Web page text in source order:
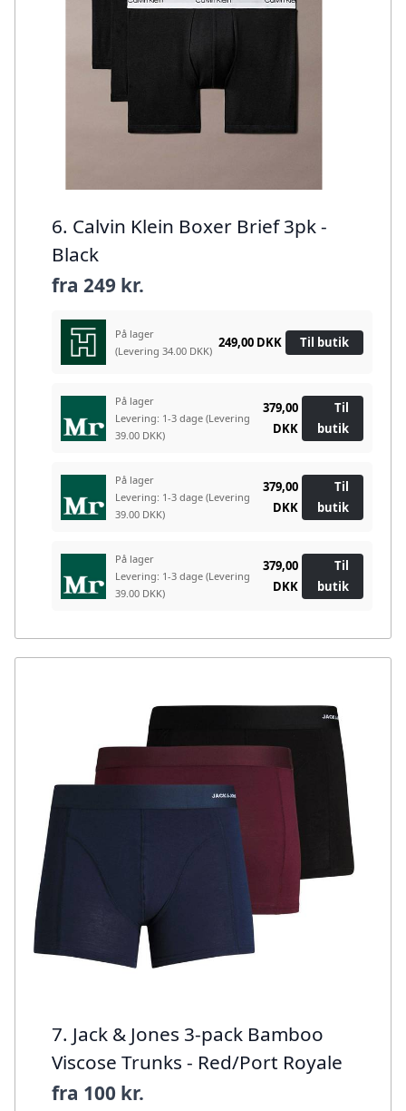
6. Calvin Klein Boxer Brief 3pk -
Black
fra 249 kr.
På lager
(Levering 34.00 DKK)
249,00 DKK Til butik
På lager
Levering: 1-3 dage (Levering
39.00 DKK)
379,00
DKK
Til
butik
På lager
Levering: 1-3 dage (Levering
39.00 DKK)
379,00
DKK
Til
butik
På lager
Levering: 1-3 dage (Levering
39.00 DKK)
379,00
DKK
Til
butik
7. Jack & Jones 3-pack Bamboo
Viscose Trunks - Red/Port Royale
fra 100 kr.